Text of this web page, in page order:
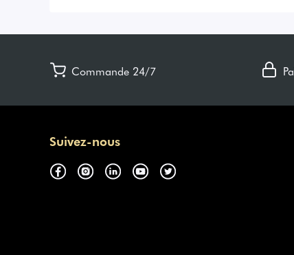
Commande 24/7
Suivez-nous